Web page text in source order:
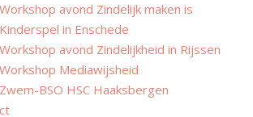
Workshop avond Zindelijk maken is
Kinderspel in Enschede
Workshop avond Zindelijkheid in Rijssen
Workshop Mediawijsheid
Zwem-BSO HSC Haaksbergen